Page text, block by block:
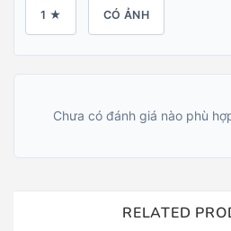
1 ★ CÓ ẢNH
Chưa có đánh giá nào phù
RELATED